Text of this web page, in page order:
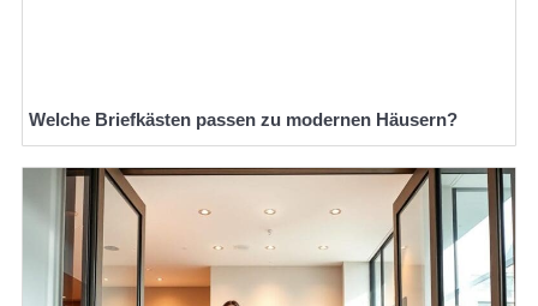
Welche Briefkästen passen zu modernen Häusern?